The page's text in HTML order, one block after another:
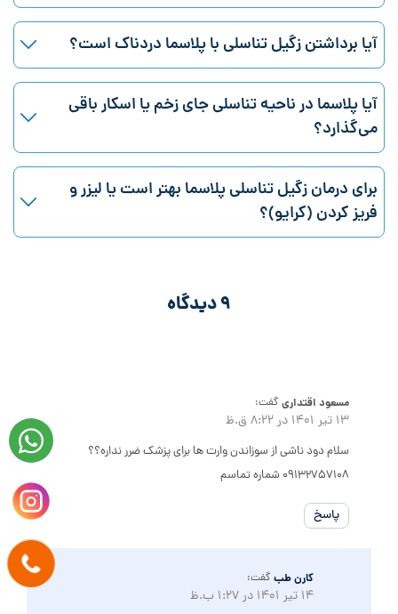
آیا برداشتن زگیل تناسلی با پلاسما دردناک است؟
آیا پلاسما در ناحیه تناسلی جای زخم یا اسکار باقی
می‌گذارد؟
برای درمان زگیل تناسلی پلاسما بهتر است یا لیزر و
فریز کردن (کرایو)؟
9 دیدگاه
مسعود اقتداری گفت:
13 تیر 1401 در 8:22 ق.ظ
سلام دود ناشی از سوزاندن وارت ها برای پزشک ضرر نداره؟؟
09132757108 شماره تماسم
پاسخ
کارن طب گفت:
14 تیر 1401 در 1:27 ب.ظ